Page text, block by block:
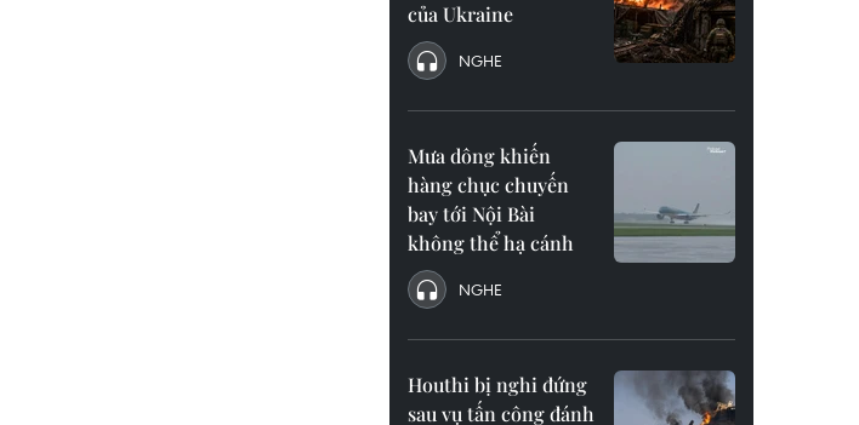
của Ukraine
NGHE
Mưa dông khiến
hàng chục chuyến
bay tới Nội Bài
không thể hạ cánh
NGHE
Houthi bị nghi đứng
sau vụ tấn công đánh